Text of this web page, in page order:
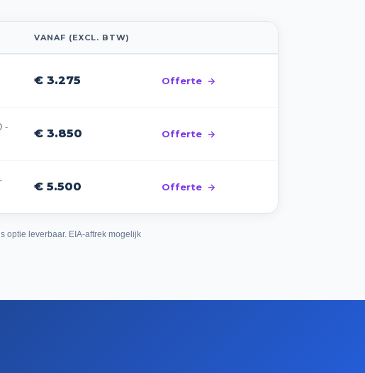
VANAF (EXCL. BTW)
€ 3.275 Offerte
-
€ 3.850 Offerte
€ 5.500 Offerte
optie leverbaar. EIA-aftrek mogelijk